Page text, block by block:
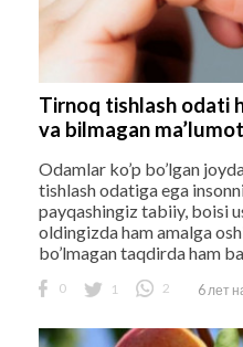
Tirnoq tishlash odati
va bilmagan
Odamlar ko’p bo’lgan
tishlash odatiga ega
payqashingiz tabiiy, boisi
oldingizda ham amalga
bo’lmagan taqdirda ham
0 1 2 6 лет